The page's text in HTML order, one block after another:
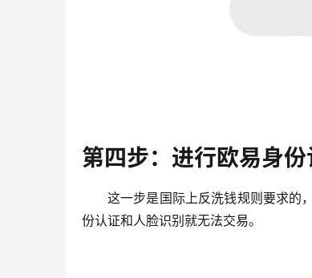
第四步：进行欧易身
这一步是国际上反洗钱规则要求的
份认证和人脸识别就无法交易。